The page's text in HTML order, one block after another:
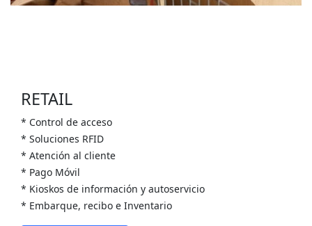
RETAIL
* Control de acceso
* Soluciones RFID
* Atención al cliente
* Pago Móvil
* Kioskos de información y autoservicio
* Embarque, recibo e Inventario